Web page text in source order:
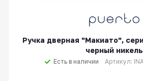
Ручка дверная "Макиато",
черный никель
Есть в наличии Артикул: